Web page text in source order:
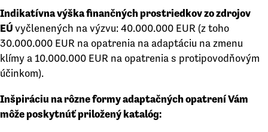
Indikatívna výška finančných prostriedkov zo zdrojov
EÚ vyčlenených na výzvu: 40.000.000 EUR (z toho
30.000.000 EUR na opatrenia na adaptáciu na zmenu
klímy a 10.000.000 EUR na opatrenia s protipovodňovým
účinkom).
Inšpiráciu na rôzne formy adaptačných opatrení Vám
môže poskytnúť priložený katalóg: